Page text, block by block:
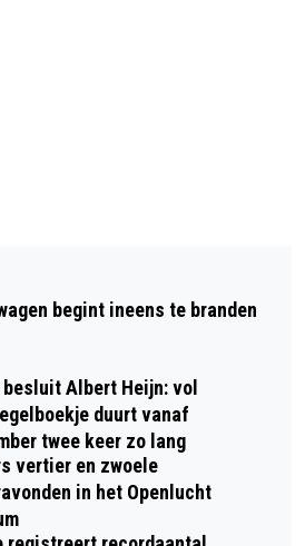
‘OEFENEN MET
HET NIEUWE
VAN DE
MET ADRIAAN
IN
begint ineens te branden
besluit Albert Heijn: vol
duurt vanaf
twee keer zo lang
vertier en zwoele
in het Openlucht